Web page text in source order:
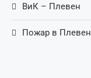
ВиК – Плевен
Пожар в Плевен